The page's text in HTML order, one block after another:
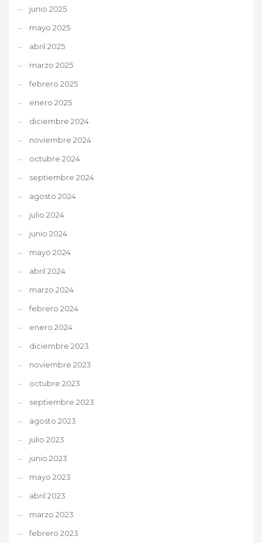
junio 2025
mayo 2025
abril 2025
marzo 2025
febrero 2025
enero 2025
diciembre 2024
noviembre 2024
octubre 2024
septiembre 2024
agosto 2024
julio 2024
junio 2024
mayo 2024
abril 2024
marzo 2024
febrero 2024
enero 2024
diciembre 2023
noviembre 2023
octubre 2023
septiembre 2023
agosto 2023
julio 2023
junio 2023
mayo 2023
abril 2023
marzo 2023
febrero 2023